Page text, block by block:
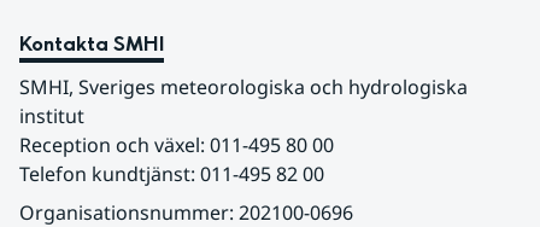
Kontakta SMHI
SMHI, Sveriges meteorologiska och hydrologiska
institut
Reception och växel: 011-495 80 00
Telefon kundtjänst: 011-495 82 00
Organisationsnummer: 202100-0696